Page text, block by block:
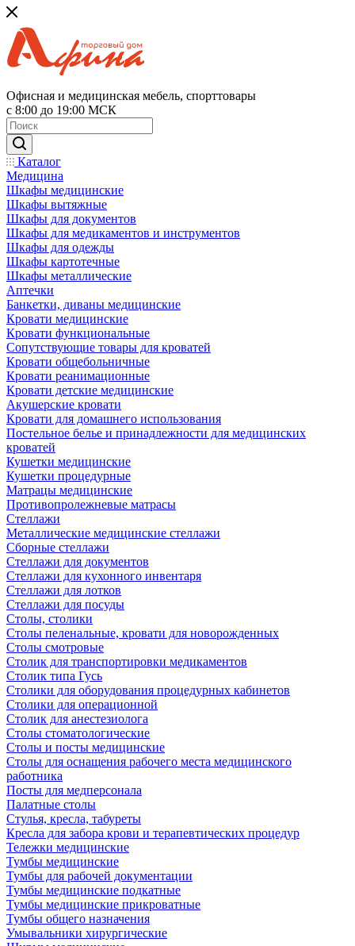
Офисная и медицинская мебель, спорттовары
с 8:00 до 19:00 МСК
Каталог
Медицина
Шкафы медицинские
Шкафы вытяжные
Шкафы для документов
Шкафы для медикаментов и инструментов
Шкафы для одежды
Шкафы картотечные
Шкафы металлические
Аптечки
Банкетки, диваны медицинские
Кровати медицинские
Кровати функциональные
Сопутствующие товары для кроватей
Кровати общебольничные
Кровати реанимационные
Кровати детские медицинские
Акушерские кровати
Кровати для домашнего использования
Постельное белье и принадлежности для медицинских
кроватей
Кушетки медицинские
Кушетки процедурные
Матрацы медицинские
Противопролежневые матрасы
Стеллажи
Металлические медицинские стеллажи
Сборные стеллажи
Стеллажи для документов
Стеллажи для кухонного инвентаря
Стеллажи для лотков
Стеллажи для посуды
Столы, столики
Столы пеленальные, кровати для новорожденных
Столы смотровые
Столик для транспортировки медикаментов
Столик типа Гусь
Столики для оборудования процедурных кабинетов
Столики для операционной
Столик для анестезиолога
Столы стоматологические
Столы и посты медицинские
Столы для оснащения рабочего места медицинского
работника
Посты для медперсонала
Палатные столы
Стулья, кресла, табуреты
Кресла для забора крови и терапевтических процедур
Тележки медицинские
Тумбы медицинские
Тумбы для рабочей документации
Тумбы медицинские подкатные
Тумбы медицинские прикроватные
Тумбы общего назначения
Умывальники хирургические